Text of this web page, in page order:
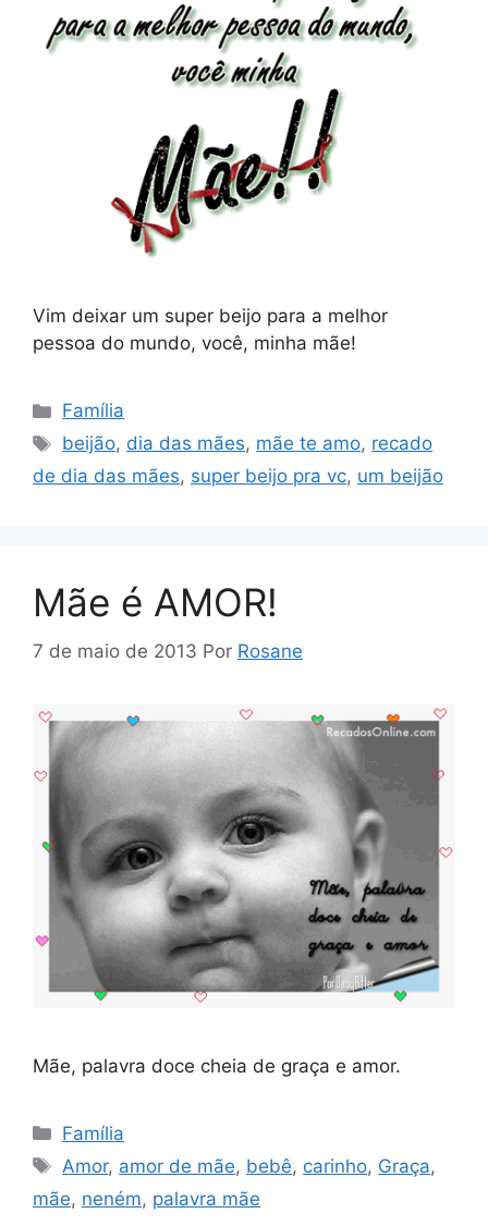
Vim deixar um super beijo para a melhor
pessoa do mundo, você, minha mãe!
Categorias
Família
Tags
beijão, dia das mães, mãe te amo, recado
de dia das mães, super beijo pra vc, um beijão
Mãe é AMOR!
7 de maio de 2013 Por Rosane
Mãe, palavra doce cheia de graça e amor.
Categorias
Família
Tags
Amor, amor de mãe, bebê, carinho, Graça,
mãe, neném, palavra mãe